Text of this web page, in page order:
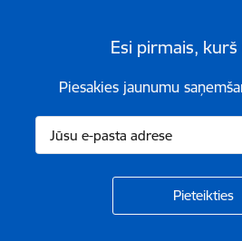
Esi pirmais, kurš
Piesakies jaunumu